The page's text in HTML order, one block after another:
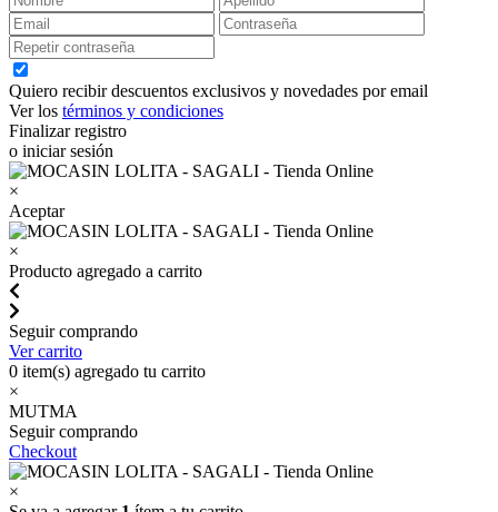
Quiero recibir descuentos exclusivos y novedades por email
Ver los términos y condiciones
Finalizar registro
o iniciar sesión
×
Aceptar
×
Producto agregado a carrito
Seguir comprando
Ver carrito
0 item(s) agregado tu carrito
×
MUTMA
Seguir comprando
Checkout
×